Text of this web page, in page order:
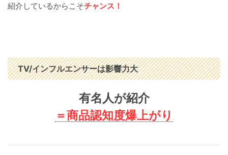
紹介しているからこそチャンス！
TV/インフルエンサーは影響力大
有名人が紹介
＝商品認知度爆上がり